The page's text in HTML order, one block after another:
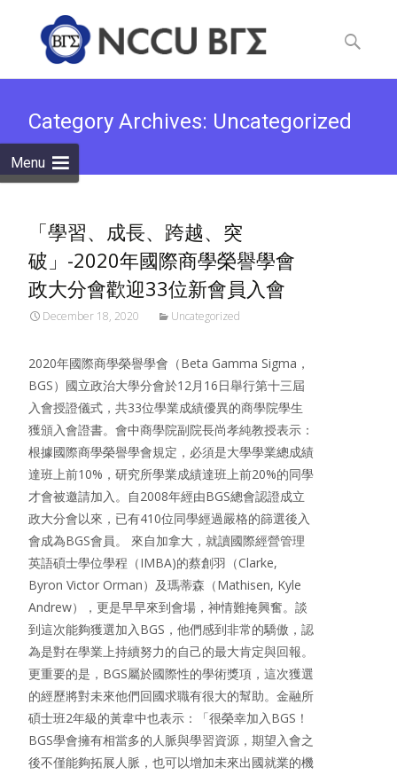
Menu
to
content
Search
Category Archives: Uncategorized
「學習、成長、跨越、突
破」-2020年國際商學榮譽學會
政大分會歡迎33位新會員入會
December 18, 2020 Uncategorized
2020年國際商學榮譽學會（Beta Gamma Sigma，
BGS）國立政治大學分會於12月16日舉行第十三屆
入會授證儀式，共33位學業成績優異的商學院學生
獲頒入會證書。會中商學院副院長尚孝純教授表示：
根據國際商學榮譽學會規定，必須是大學學業總成績
達班上前10%，研究所學業成績達班上前20%的同學
才會被邀請加入。自2008年經由BGS總會認證成立
政大分會以來，已有410位同學經過嚴格的篩選後入
會成為BGS會員。 來自加拿大，就讀國際經營管理
英語碩士學位學程（IMBA)的蔡創羽（Clarke,
Byron Victor Orman）及瑪蒂森（Mathisen, Kyle
Andrew），更是早早來到會場，神情難掩興奮。談
到這次能夠獲選加入BGS，他們感到非常的驕傲，認
為是對在學業上持續努力的自己的最大肯定與回報。
更重要的是，BGS屬於國際性的學術獎項，這次獲選
的經歷將對未來他們回國求職有很大的幫助。金融所
碩士班2年級的黃韋中也表示：「很榮幸加入BGS！
BGS學會擁有相當多的人脈與學習資源，期望入會之
後不僅能夠拓展人脈，也可以增加未來出國就業的機